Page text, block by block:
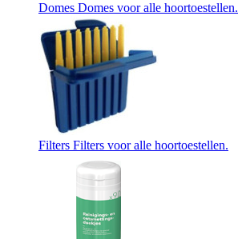
Domes Domes voor alle hoortoestellen.
Filters Filters voor alle hoortoestellen.